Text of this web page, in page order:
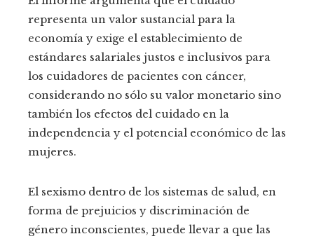
representa un valor sustancial para la
economía y exige el establecimiento de
estándares salariales justos e inclusivos para
los cuidadores de pacientes con cáncer,
considerando no sólo su valor monetario sino
también los efectos del cuidado en la
independencia y el potencial económico de las
mujeres.
El sexismo dentro de los sistemas de salud, en
forma de prejuicios y discriminación de
género inconscientes, puede llevar a que las